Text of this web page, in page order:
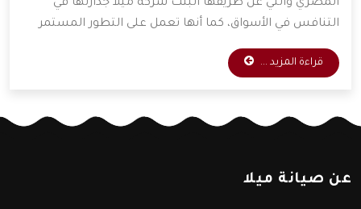
المصري والتي عن طريقها أثبتت شركة ميلا جدارتها في
التنافس في الأسواق، كما أنها تعمل على التطور المستمر
لأجهزتها المتوفرة، و ذلك للعمل على راحة العميل بأكبر كم
من التطور التكنولوجي، وقد وفرت الشركة خدمات مهمة
قراءة المزيد ...
عن صيانة ميلا